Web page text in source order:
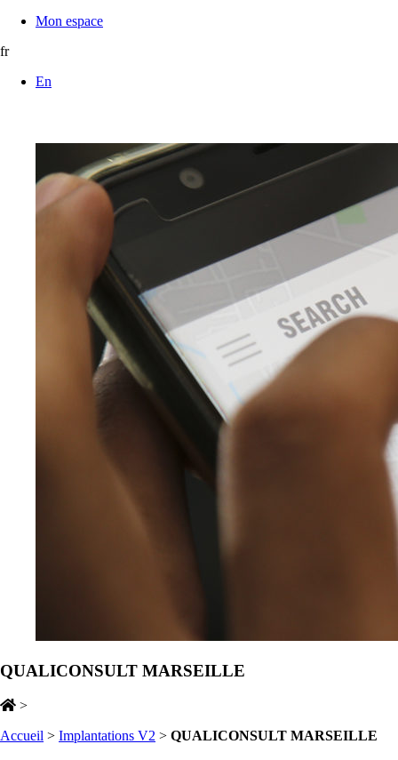
Mon espace
fr
En
QUALICONSULT MARSEILLE
>
Accueil > Implantations V2 > QUALICONSULT MARSEILLE